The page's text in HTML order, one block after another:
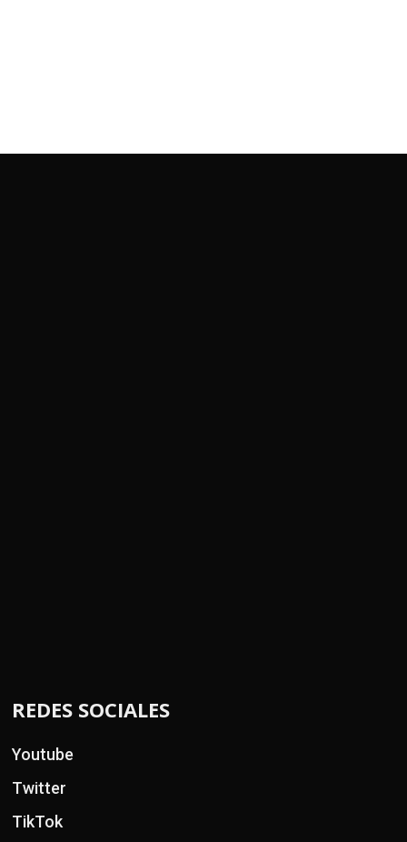
REDES SOCIALES
Youtube
Twitter
TikTok